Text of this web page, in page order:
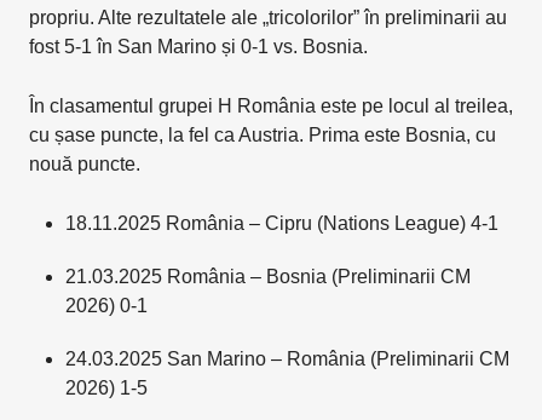
propriu. Alte rezultatele ale „tricolorilor” în preliminarii au
fost 5-1 în San Marino și 0-1 vs. Bosnia.
În clasamentul grupei H România este pe locul al treilea,
cu șase puncte, la fel ca Austria. Prima este Bosnia, cu
nouă puncte.
18.11.2025 România – Cipru (Nations League) 4-1
21.03.2025 România – Bosnia (Preliminarii CM
2026) 0-1
24.03.2025 San Marino – România (Preliminarii CM
2026) 1-5